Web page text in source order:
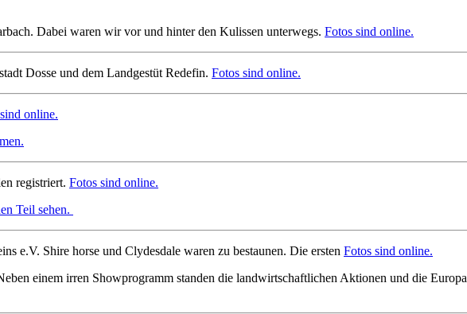
Dabei waren wir vor und hinter den Kulissen unterwegs. Fotos sind online.
Dosse und dem Landgestüt Redefin. Fotos sind online.
online.
registriert. Fotos sind online.
Teil sehen.
e.V. Shire horse und Clydesdale waren zu bestaunen. Die ersten Fotos sind online.
einem irren Showprogramm standen die landwirtschaftlichen Aktionen und die